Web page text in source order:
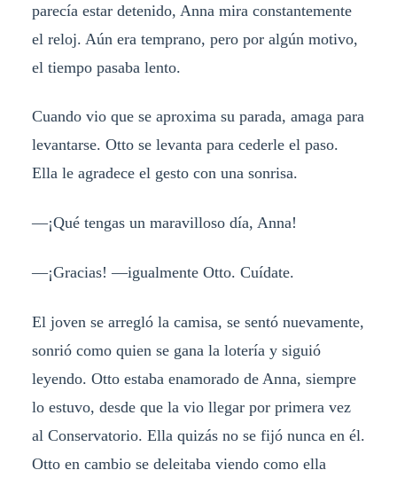
parecía estar detenido, Anna mira constantemente
el reloj. Aún era temprano, pero por algún motivo,
el tiempo pasaba lento.
Cuando vio que se aproxima su parada, amaga para
levantarse. Otto se levanta para cederle el paso.
Ella le agradece el gesto con una sonrisa.
—¡Qué tengas un maravilloso día, Anna!
—¡Gracias! —igualmente Otto. Cuídate.
El joven se arregló la camisa, se sentó nuevamente,
sonrió como quien se gana la lotería y siguió
leyendo. Otto estaba enamorado de Anna, siempre
lo estuvo, desde que la vio llegar por primera vez
al Conservatorio. Ella quizás no se fijó nunca en él.
Otto en cambio se deleitaba viendo como ella